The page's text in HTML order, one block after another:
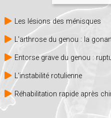
Les lésions des ménisques
L'arthrose du genou : la
Entorse grave du genou :
L'instabilité rotulienne
Réhabilitation rapide après